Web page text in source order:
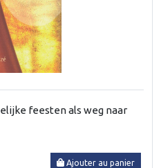
feesten als weg naar
Ajouter au panier